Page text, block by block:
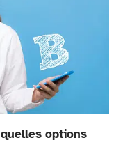
options